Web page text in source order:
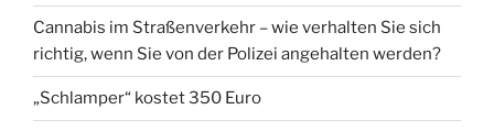
Cannabis im Straßenverkehr – wie verhalten Sie sich
richtig, wenn Sie von der Polizei angehalten werden?
„Schlamper“ kostet 350 Euro